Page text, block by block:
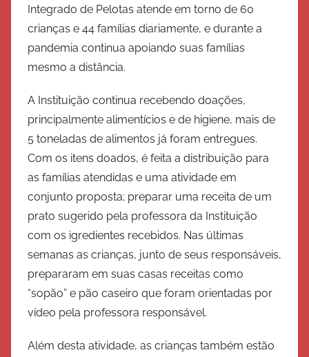
i
t
o
S
a
ã
o
Integrado de Pelotas atende em torno de 60
crianças e 44 famílias diariamente, e durante a
pandemia continua apoiando suas famílias
mesmo a distância.
A Instituição continua recebendo doações,
principalmente alimentícios e de higiene, mais de
5 toneladas de alimentos já foram entregues.
Com os itens doados, é feita a distribuição para
as famílias atendidas e uma atividade em
conjunto proposta; preparar uma receita de um
prato sugerido pela professora da Instituição
com os igredientes recebidos. Nas últimas
semanas as crianças, junto de seus responsáveis,
prepararam em suas casas receitas como
“sopão” e pão caseiro que foram orientadas por
vídeo pela professora responsável.
Além desta atividade, as crianças também estão